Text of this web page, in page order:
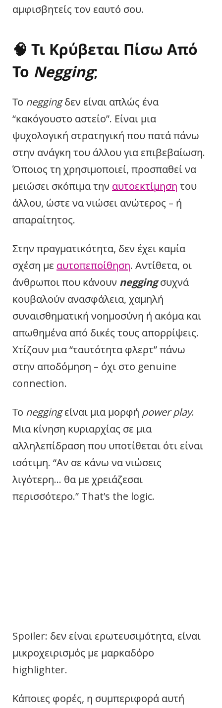
αμφισβητείς τον εαυτό σου.
🧠 Τι Κρύβεται Πίσω Από
Το Negging;
Το neggingδεν είναι απλώς ένα
“κακόγουστο αστείο”. Είναι μια
ψυχολογική στρατηγική που πατά πάνω
στην ανάγκη του άλλου για επιβεβαίωση.
Όποιος τη χρησιμοποιεί, προσπαθεί να
μειώσει σκόπιμα την αυτοεκτίμηση του
άλλου, ώστε να νιώσει ανώτερος – ή
απαραίτητος.
Στην πραγματικότητα, δεν έχει καμία
σχέση με αυτοπεποίθηση. Αντίθετα, οι
άνθρωποι που κάνουν negging συχνά
κουβαλούν ανασφάλεια, χαμηλή
συναισθηματική νοημοσύνη ή ακόμα και
απωθημένα από δικές τους απορρίψεις.
Χτίζουν μια “ταυτότητα φλερτ” πάνω
στην αποδόμηση – όχι στο genuine
connection.
Το neggingείναι μια μορφή power play.
Μια κίνηση κυριαρχίας σε μια
αλληλεπίδραση που υποτίθεται ότι είναι
ισότιμη. “Αν σε κάνω να νιώσεις
λιγότερη… θα με χρειάζεσαι
περισσότερο.” That’s the logic.
Spoiler: δεν είναι ερωτευσιμότητα, είναι
μικροχειρισμός με μαρκαδόρο
highlighter.
Κάποιες φορές, η συμπεριφορά αυτή